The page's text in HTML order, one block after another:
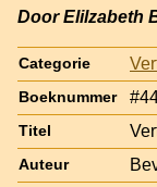
Door Elilzabeth
Categorie
Boeknummer
Titel
Auteur